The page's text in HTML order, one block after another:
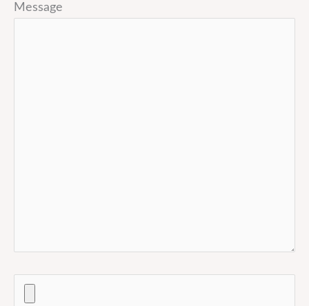
Message